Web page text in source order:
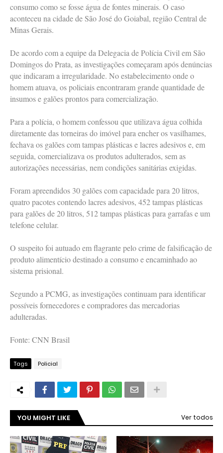
consumo como se fosse água de fontes minerais. O caso
aconteceu na cidade de São José do Goiabal, região Central de
Minas Gerais.
De acordo com a equipe da Delegacia de Polícia Civil em São
Domingos do Prata, as investigações começaram após denúncias
que indicaram a irregularidade. No estabelecimento onde o
homem atuava, os policiais encontraram grande quantidade de
insumos e galões prontos para comercialização.
Para a polícia, o homem confessou que utilizava água colhida
diretamente das torneiras do imóvel para encher os vasilhames,
fechava os galões com tampas plásticas e lacres adesivos e, em
seguida, comercializava os produtos adulterados, sem as
autorizações necessárias, nem condições sanitárias exigidas.
Foram apreendidos 30 galões com capacidade para 20 litros,
quatro pacotes contendo lacres adesivos, 452 tampas plásticas
para galões de 20 litros, 512 tampas plásticas para garrafas e um
telefone celular.
O suspeito foi autuado em flagrante pelo crime de falsificação de
produto alimentício destinado a consumo e encaminhado ao
sistema prisional.
Segundo a PCMG, as investigações continuam para identificar
possíveis fornecedores e compradores das mercadorias
adulteradas.
Fonte: CNN Brasil
Tags Policial
YOU MIGHT LIKE Ver todos